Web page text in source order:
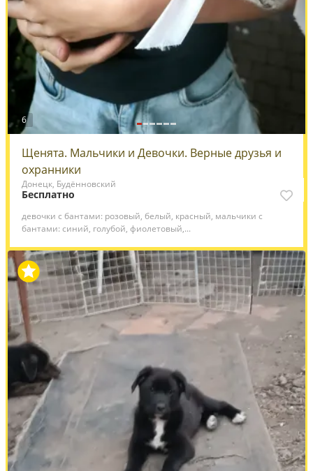
6
Щенята. Мальчики и Девочки. Верные друзья и
охранники
Донецк, Будённовский
Бесплатно
девочки с бантами: розовый, белый, красный, мальчики с
бантами: синий, голубой, фиолетовый,...